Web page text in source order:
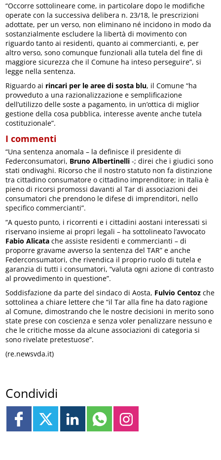
“Occorre sottolineare come, in particolare dopo le modifiche
operate con la successiva delibera n. 23/18, le prescrizioni
adottate, per un verso, non eliminano né incidono in modo da
sostanzialmente escludere la libertà di movimento con
riguardo tanto ai residenti, quanto ai commercianti, e, per
altro verso, sono comunque funzionali alla tutela del fine di
maggiore sicurezza che il Comune ha inteso perseguire”, si
legge nella sentenza.
Riguardo ai rincari per le aree di sosta blu, il Comune “ha
provveduto a una razionalizzazione e semplificazione
dell’utilizzo delle soste a pagamento, in un’ottica di miglior
gestione della cosa pubblica, interesse avente anche tutela
costituzionale”.
I commenti
“Una sentenza anomala – la definisce il presidente di
Federconsumatori, Bruno Albertinelli -; direi che i giudici sono
stati ondivaghi. Ricorso che il nostro statuto non fa distinzione
tra cittadino consumatore o cittadino imprenditore; in Italia è
pieno di ricorsi promossi davanti al Tar di associazioni dei
consumatori che prendono le difese di imprenditori, nello
specifico commercianti”.
“A questo punto, i ricorrenti e i cittadini aostani interessati si
riservano insieme ai propri legali – ha sottolineato l’avvocato
Fabio Alicata che assiste residenti e commercianti – di
proporre gravame avverso la sentenza del TAR” e anche
Federconsumatori, che rivendica il proprio ruolo di tutela e
garanzia di tutti i consumatori, “valuta ogni azione di contrasto
al provvedimento in questione”.
Soddisfazione da parte del sindaco di Aosta, Fulvio Centoz che
sottolinea a chiare lettere che “il Tar alla fine ha dato ragione
al Comune, dimostrando che le nostre decisioni in merito sono
state prese con coscienza e senza voler penalizzare nessuno e
che le critiche mosse da alcune associazioni di categoria si
sono rivelate pretestuose”.
(re.newsvda.it)
Condividi